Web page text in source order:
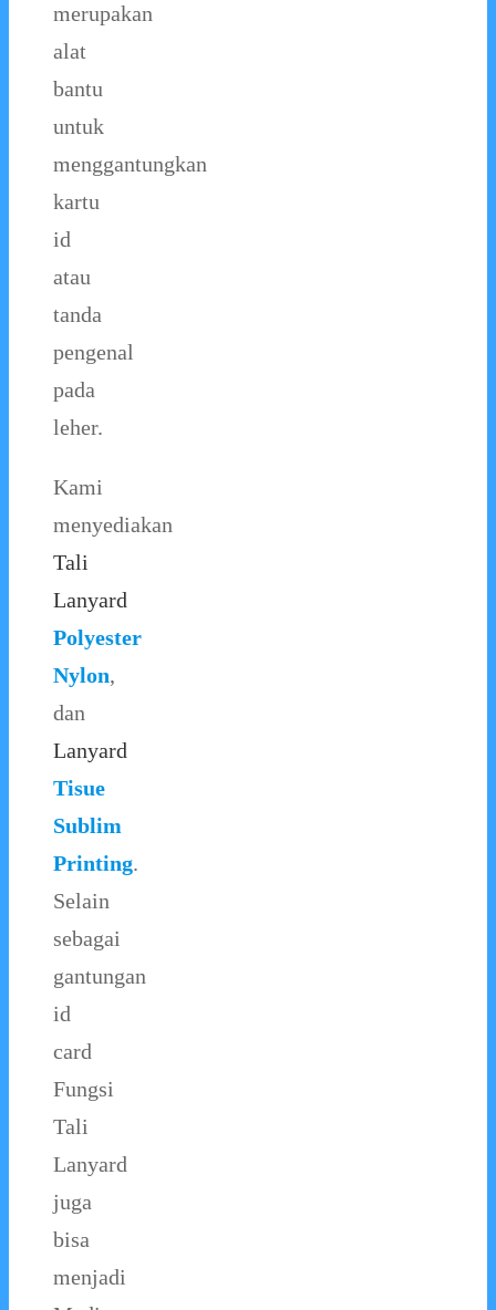
merupakan
alat
bantu
untuk
menggantungkan
kartu
id
atau
tanda
pengenal
pada
leher.
Kami
menyediakan
Tali
Lanyard
Polyester
Nylon,
dan
Lanyard
Tisue
Sublim
Printing.
Selain
sebagai
gantungan
id
card
Fungsi
Tali
Lanyard
juga
bisa
menjadi